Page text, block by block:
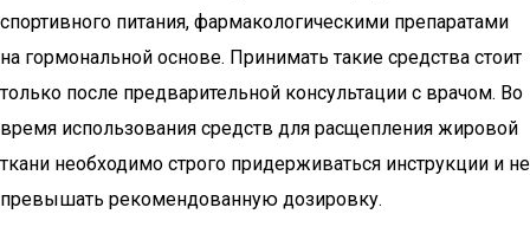
спортивного питания, фармакологическими препаратами
на гормональной основе. Принимать такие средства стоит
только после предварительной консультации с врачом. Во
время использования средств для расщепления жировой
ткани необходимо строго придерживаться инструкции и не
превышать рекомендованную дозировку.